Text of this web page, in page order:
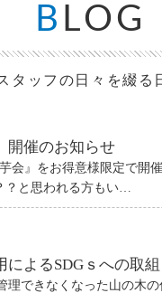
B LOG
タッフの日々を綴る
開催のお知らせ
会』をお得意様限定で開
？と思われる方もい…
よるSDGｓへの取組
理できなくなった山の木